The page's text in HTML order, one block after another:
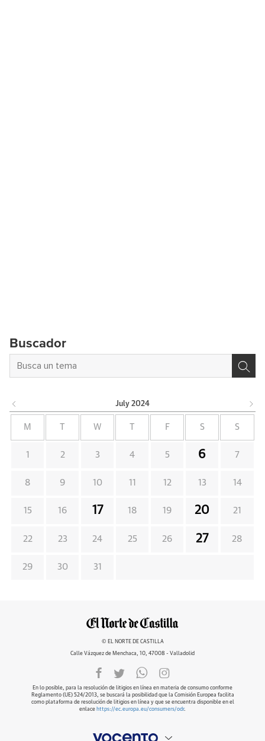
Buscador
July 2024
M W F S S
1 2 3 4 5 6 7
8 9 10 11 12 13 14
15 16 17 18 19 20 21
22 23 24 25 26 27 28
29 30 31
© EL NORTE DE CASTILLA
Calle Vázquez de Menchaca, 10, 47008 - Valladolid
En lo posible, para la resolución de litigios en línea en materia de consumo conforme
Reglamento (UE) 524/2013, se buscará la posibilidad que la Comisión Europea facilita
como plataforma de resolución de litigios en línea y que se encuentra disponible en el
enlace https://ec.europa.eu/consumers/odr.